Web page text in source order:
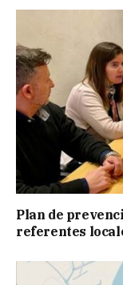
Plan de
referentes